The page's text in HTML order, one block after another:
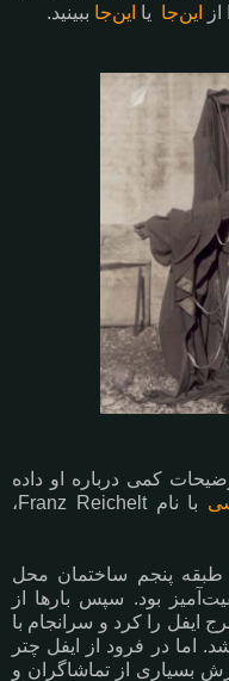
این‌جا یا این‌جا ببینید.
کمی درباره او داده
با نام Franz Reichelt،
طبقه پنجم ساختمان محل
بود. سپس بارها از
را کرد و سرانجام با
١٩١٢ موافقت شد. اما در فرود از ایفل چتر
بسیاری از تماشاگران و